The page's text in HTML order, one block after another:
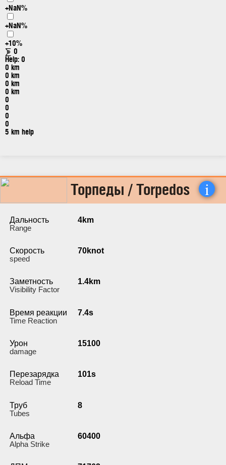
+NaN%
+NaN%
+10%
⨊ 0
Help:0
0 km
0 km
0 km
0 km
0
0
0
0
5 km help
Торпеды / Torpedos i
Дальность
Range
4km
Скорость
speed
70knot
Заметность
Visibility Factor
1.4km
Время реакции
Time Reaction
7.4s
Урон
damage
15100
Перезарядка
Reload Time
101s
Труб
Tubes
8
Альфа
Alpha Strike
60400